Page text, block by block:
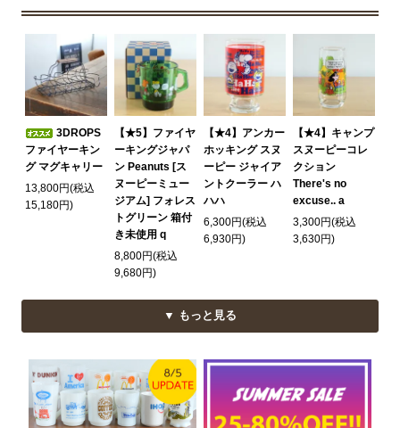
3DROPS
ファイヤーキン
グ マグキャリー
13,800円(税込
15,180円)
【★5】ファイヤ
ーキングジャパ
ン Peanuts [ス
ヌーピーミュー
ジアム] フォレス
トグリーン 箱付
き未使用 q
8,800円(税込
9,680円)
【★4】アンカー
ホッキング スヌ
ーピー ジャイア
ントクーラー ハ
ハハ
6,300円(税込
6,930円)
【★4】キャンプ
スヌーピーコレ
クション
There's no
excuse.. a
3,300円(税込
3,630円)
▼ もっと見る